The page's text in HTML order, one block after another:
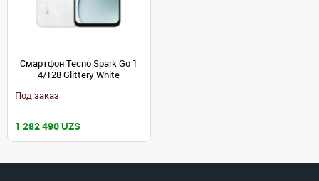
Смартфон Tecno Spark Go 1
4/128 Glittery White
Под заказ
1 282 490 UZS